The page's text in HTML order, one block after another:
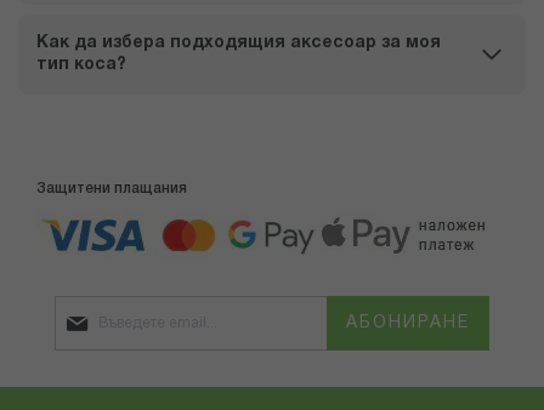
Как да избера подходящия аксесоар за моя
тип коса?
Защитени плащания
АБОНИРАНЕ